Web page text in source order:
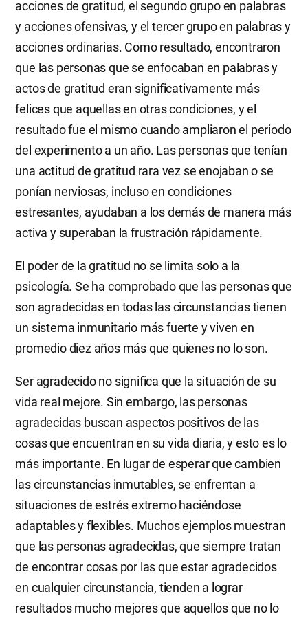
acciones de gratitud, el segundo grupo en palabras
y acciones ofensivas, y el tercer grupo en palabras y
acciones ordinarias. Como resultado, encontraron
que las personas que se enfocaban en palabras y
actos de gratitud eran significativamente más
felices que aquellas en otras condiciones, y el
resultado fue el mismo cuando ampliaron el periodo
del experimento a un año. Las personas que tenían
una actitud de gratitud rara vez se enojaban o se
ponían nerviosas, incluso en condiciones
estresantes, ayudaban a los demás de manera más
activa y superaban la frustración rápidamente.
El poder de la gratitud no se limita solo a la
psicología. Se ha comprobado que las personas que
son agradecidas en todas las circunstancias tienen
un sistema inmunitario más fuerte y viven en
promedio diez años más que quienes no lo son.
Ser agradecido no significa que la situación de su
vida real mejore. Sin embargo, las personas
agradecidas buscan aspectos positivos de las
cosas que encuentran en su vida diaria, y esto es lo
más importante. En lugar de esperar que cambien
las circunstancias inmutables, se enfrentan a
situaciones de estrés extremo haciéndose
adaptables y flexibles. Muchos ejemplos muestran
que las personas agradecidas, que siempre tratan
de encontrar cosas por las que estar agradecidos
en cualquier circunstancia, tienden a lograr
resultados mucho mejores que aquellos que no lo